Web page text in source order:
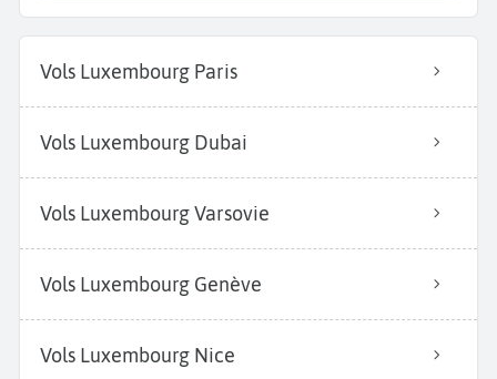
Vols Luxembourg Paris
Vols Luxembourg Dubai
Vols Luxembourg Varsovie
Vols Luxembourg Genève
Vols Luxembourg Nice